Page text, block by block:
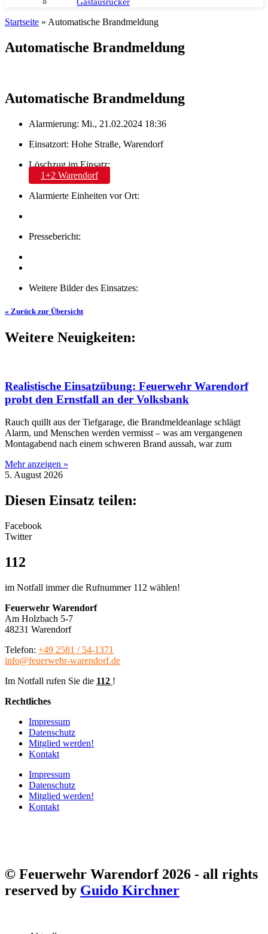
Startseite » Automatische Brandmeldung
Automatische Brandmeldung
Automatische Brandmeldung
Alarmierung: Mi., 21.02.2024 18:36
Einsatzort: Hohe Straße, Warendorf
Löschzug im Einsatz:
1+2 Warendorf
Alarmierte Einheiten vor Ort:
Pressebericht:
Weitere Bilder des Einsatzes:
« Zurück zur Übersicht
Weitere Neuigkeiten:
Realistische Einsatzübung: Feuerwehr Warendorf
probt den Ernstfall an der Volksbank
Rauch quillt aus der Tiefgarage, die Brandmeldeanlage schlägt
Alarm, und Menschen werden vermisst – was am vergangenen
Montagabend nach einem schweren Brand aussah, war zum
Mehr anzeigen »
5. August 2026
Diesen Einsatz teilen:
Facebook
Twitter
112
im Notfall immer die Rufnummer 112 wählen!
Feuerwehr Warendorf
Am Holzbach 5-7
48231 Warendorf
Telefon: +49 2581 / 54-1371
info@feuerwehr-warendorf.de
Im Notfall rufen Sie die 112 !
Rechtliches
Impressum
Datenschutz
Mitglied werden!
Kontakt
Impressum
Datenschutz
Mitglied werden!
Kontakt
© Feuerwehr Warendorf 2026 - all rights
reserved by Guido Kirchner